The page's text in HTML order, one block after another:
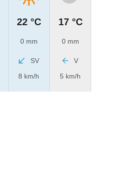
22 °C
0 mm
SV
8 km/h
17 °C
0 mm
V
5 km/h